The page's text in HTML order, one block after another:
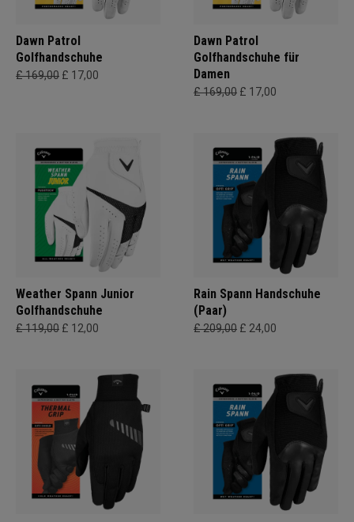
Dawn Patrol
Golfhandschuhe
£ 169,00 £ 17,00
Dawn Patrol
Golfhandschuhe für
Damen
£ 169,00 £ 17,00
Weather Spann Junior
Golfhandschuhe
£ 119,00 £ 12,00
Rain Spann Handschuhe
(Paar)
£ 209,00 £ 24,00